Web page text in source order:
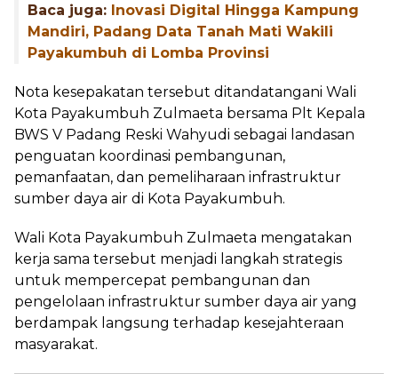
Baca juga: Inovasi Digital Hingga Kampung
Mandiri, Padang Data Tanah Mati Wakili
Payakumbuh di Lomba Provinsi
Nota kesepakatan tersebut ditandatangani Wali
Kota Payakumbuh Zulmaeta bersama Plt Kepala
BWS V Padang Reski Wahyudi sebagai landasan
penguatan koordinasi pembangunan,
pemanfaatan, dan pemeliharaan infrastruktur
sumber daya air di Kota Payakumbuh.
Wali Kota Payakumbuh Zulmaeta mengatakan
kerja sama tersebut menjadi langkah strategis
untuk mempercepat pembangunan dan
pengelolaan infrastruktur sumber daya air yang
berdampak langsung terhadap kesejahteraan
masyarakat.